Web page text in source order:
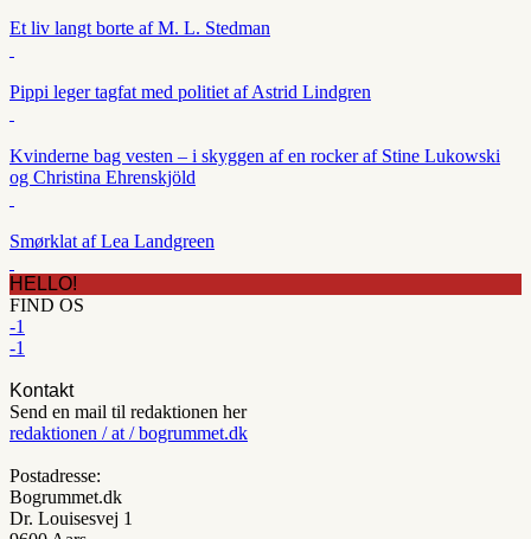
Et liv langt borte af M. L. Stedman
Pippi leger tagfat med politiet af Astrid Lindgren
Kvinderne bag vesten – i skyggen af en rocker af Stine Lukowski
og Christina Ehrenskjöld
Smørklat af Lea Landgreen
HELLO!
FIND OS
-1
-1
Kontakt
Send en mail til redaktionen her
redaktionen / at / bogrummet.dk
Postadresse:
Bogrummet.dk
Dr. Louisesvej 1